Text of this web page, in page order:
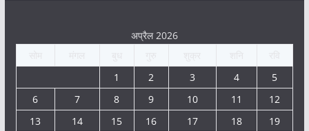
अप्रैल 2026
1
2 3 4
5
6
7 8 9 10 11
12
13
14 15 16 17 18
19